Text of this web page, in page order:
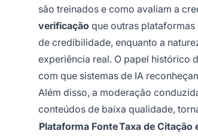
são treinados e como avaliam a
verificação que outras
de credibilidade, enquanto a
experiência real. O papel histórico
com que sistemas de IA
Além disso, a moderação
conteúdos de baixa qualidade,
Plataforma FonteTaxa de Citação